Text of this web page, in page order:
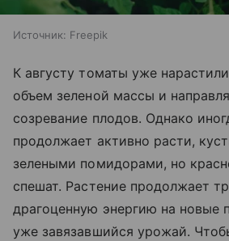
Источник: Freepik
К августу томаты уже
объем зеленой массы и
созревание плодов. Однако
продолжает активно расти,
зелеными помидорами, но
спешат. Растение продолжает
драгоценную энергию на новые
уже завязавшийся урожай.